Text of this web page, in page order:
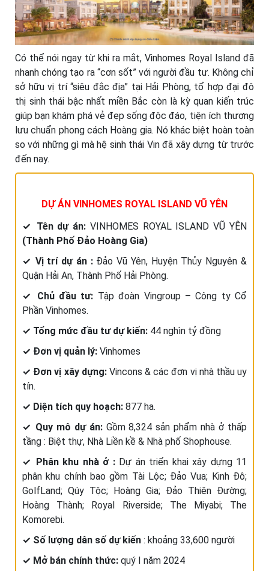
Có thể nói ngay từ khi ra mắt, Vinhomes Royal Island đã
nhanh chóng tạo ra “cơn sốt” với người đầu tư. Không chỉ
sở hữu vị trí “siêu đắc địa” tại Hải Phòng, tổ hợp đại đô
thị sinh thái bậc nhất miền Bắc còn là kỳ quan kiến trúc
giúp bạn khám phá vẻ đẹp sống độc đáo, tiện ích thượng
lưu chuẩn phong cách Hoàng gia. Nó khác biệt hoàn toàn
so với những gì mà hệ sinh thái Vin đã xây dựng từ trước
đến nay.
DỰ ÁN VINHOMES ROYAL ISLAND VŨ YÊN
✓ Tên dự án: VINHOMES ROYAL ISLAND VŨ YÊN
(Thành Phố Đảo Hoàng Gia)
✓ Vị trí dự án :Đảo Vũ Yên, Huyện Thủy Nguyên &
Quận Hải An, Thành Phố Hải Phòng.
✓ Chủ đầu tư: Tập đoàn Vingroup – Công ty Cổ
Phần Vinhomes.
✓ Tổng mức đầu tư dự kiến: 44 nghìn tỷ đồng
✓ Đơn vị quản lý: Vinhomes
✓ Đơn vị xây dựng:Vincons & các đơn vị nhà thầu uy
tín.
✓ Diện tích quy hoạch: 877 ha.
✓ Quy mô dự án:Gồm 8,324 sản phẩm nhà ở thấp
tầng : Biệt thự, Nhà Liền kề & Nhà phố Shophouse.
✓ Phân khu nhà ở : Dự án triển khai xây dựng 11
phân khu chính bao gồm Tài Lộc; Đảo Vua; Kinh Đô;
GolfLand; Qúy Tộc; Hoàng Gia; Đảo Thiên Đường;
Hoàng Thành; Royal Riverside; The Miyabi; The
Komorebi.
✓ Số lượng dân số dự kiến : khoảng 33,600 người
✓ Mở bán chính thức: quý I năm 2024